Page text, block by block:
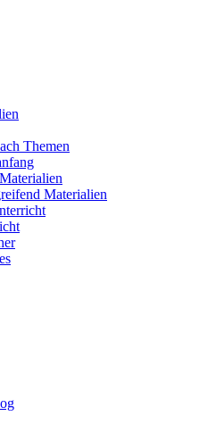
Themen
Materialien